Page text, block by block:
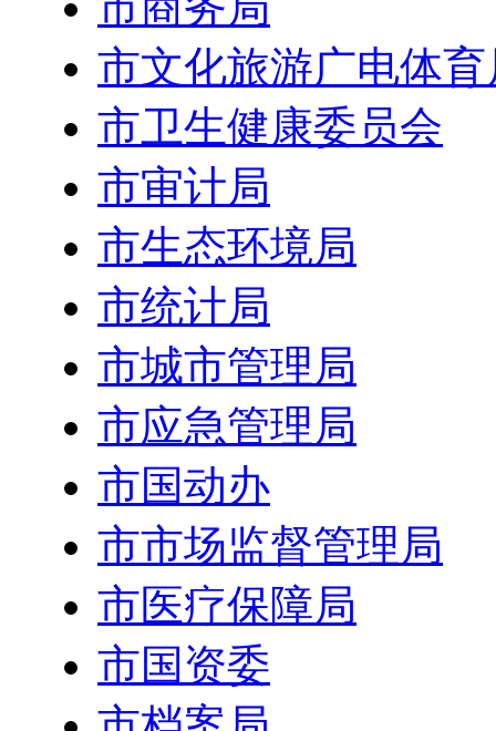
市文化旅游广电体育
市卫生健康委员会
市审计局
市生态环境局
市统计局
市城市管理局
市应急管理局
市国动办
市市场监督管理局
市医疗保障局
市国资委